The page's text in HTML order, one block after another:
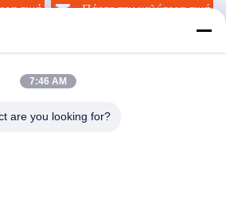
τιμή
μηχανήΠάρτε την καλύτερη τιμή
Precision Product Co., Ltd.
7:46 AM
are you looking for?